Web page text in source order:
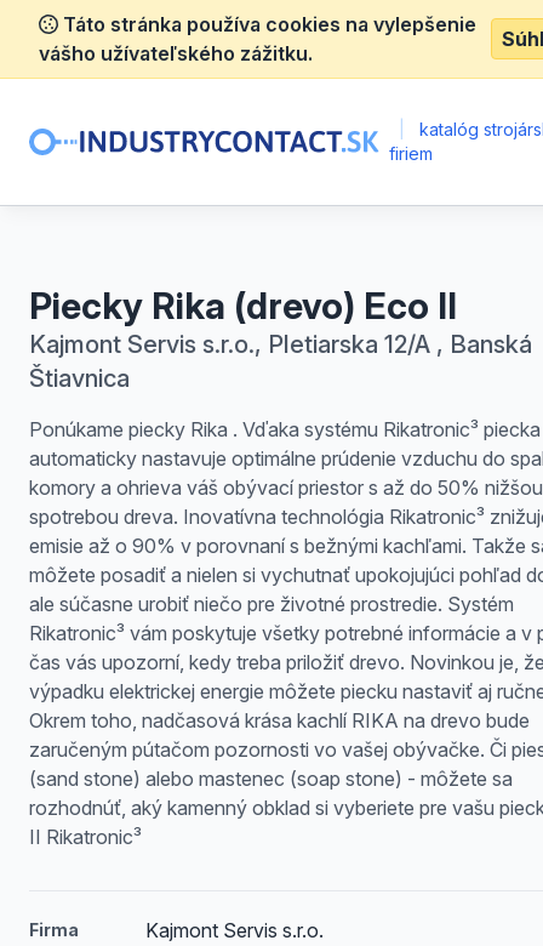
Táto stránka používa cookies na vylepšenie
vášho užívateľského zážitku.
katalóg
firiem
Piecky Rika (drevo) Eco II
Kajmont Servis s.r.o., Pletiarska 12/A , Banská
Štiavnica
Ponúkame piecky Rika . Vďaka systému Rikatronic³
automaticky nastavuje optimálne prúdenie vzduchu do
komory a ohrieva váš obývací priestor s až do 50% nižšou
spotrebou dreva. Inovatívna technológia Rikatronic³
emisie až o 90% v porovnaní s bežnými kachľami. Takže
môžete posadiť a nielen si vychutnať upokojujúci pohľad
ale súčasne urobiť niečo pre životné prostredie. Systém
Rikatronic³ vám poskytuje všetky potrebné informácie a v
čas vás upozorní, kedy treba priložiť drevo. Novinkou je,
výpadku elektrickej energie môžete piecku nastaviť aj
Okrem toho, nadčasová krása kachlí RIKA na drevo bude
zaručeným pútačom pozornosti vo vašej obývačke. Či
(sand stone) alebo mastenec (soap stone) - môžete sa
rozhodnúť, aký kamenný obklad si vyberiete pre vašu
II Rikatronic³
Firma Kajmont Servis s.r.o.